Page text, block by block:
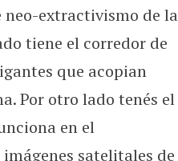
extractivismo de la
tiene el corredor de
que acopian
Por otro lado tenés el
en el
satelitales de